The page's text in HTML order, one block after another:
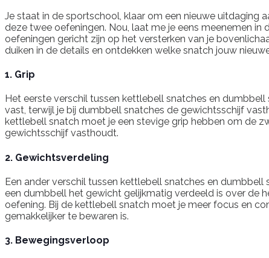
Je staat in de sportschool, klaar om een nieuwe uitdaging
deze twee oefeningen. Nou, laat me je eens meenemen
oefeningen gericht zijn op het versterken van je
duiken in de details en ontdekken welke snatch jouw
1. Grip
Het eerste verschil tussen kettlebell snatches en
vast, terwijl je bij dumbbell snatches de gewichtsschijf
kettlebell snatch moet je een stevige grip hebben om de
gewichtsschijf vasthoudt.
2. Gewichtsverdeling
Een ander verschil tussen kettlebell snatches en
een dumbbell het gewicht gelijkmatig verdeeld is over de
oefening. Bij de kettlebell snatch moet je meer focus en
gemakkelijker te bewaren is.
3. Bewegingsverloop